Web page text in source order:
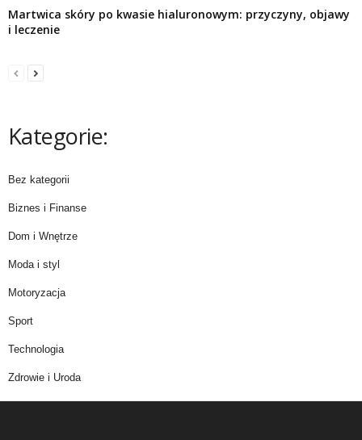
Martwica skóry po kwasie hialuronowym: przyczyny, objawy
i leczenie
Kategorie:
Bez kategorii
Biznes i Finanse
Dom i Wnętrze
Moda i styl
Motoryzacja
Sport
Technologia
Zdrowie i Uroda